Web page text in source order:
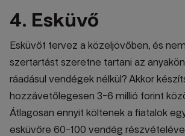
4. Esküvő
Esküvőt tervez a közeljövőben, és
szertartást szeretne tartani az
ráadásul vendégek nélkül? Akkor
hozzávetőlegesen 3-6 millió forint
Átlagosan ennyit költenek a fiatalok
esküvőre 60-100 vendég